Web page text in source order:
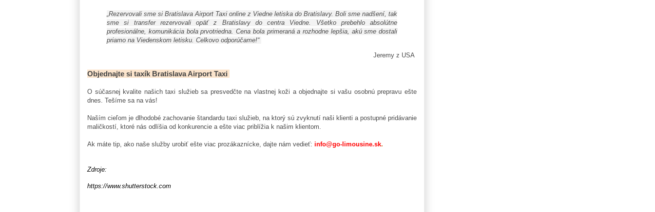
„Rezervovali sme si Bratislava Airport Taxi online z Viedne letiska do Bratislavy. Boli sme nadšení, tak
sme si transfer rezervovali opäť z Bratislavy do centra Viedne. Všetko prebehlo absolútne
profesionálne, komunikácia bola prvotriedna. Cena bola primeraná a rozhodne lepšia, akú sme dostali
priamo na Viedenskom letisku. Celkovo odporúčame!“
Jeremy z USA
Objednajte si taxík Bratislava Airport Taxi
O súčasnej kvalite našich taxi služieb sa presvedčte na vlastnej koži a objednajte si vašu osobnú prepravu ešte
dnes. Tešíme sa na vás!
Naším cieľom je dlhodobé zachovanie štandardu taxi služieb, na ktorý sú zvyknutí naši klienti a postupné pridávanie
maličkostí, ktoré nás odlíšia od konkurencie a ešte viac priblížia k našim klientom.
Ak máte tip, ako naše služby urobiť ešte viac prozákaznícke, dajte nám vedieť: info@go-limousine.sk.
Zdroje:
https://www.shutterstock.com